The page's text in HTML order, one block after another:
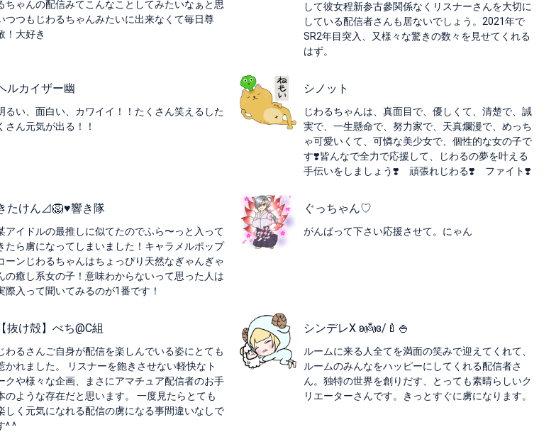
ちゃんの配信みてこんなことしてみたいなぁと思
つつもじわるちゃんみたいに出来なくて毎日尊
！大好き
して彼女程新参古參関係なくリスナーさんを大切に
している配信者さんも居ないでしょう。2021年で
SR2年目突入、又様々な驚きの数々を見せてくれる
はず。
ルカイザー幽
るい、面白い、カワイイ！！たくさん笑えるした
さん元気が出る！！
シノット
じわるちゃんは、真面目で、優しくて、清楚で、誠
実で、一生懸命で、努力家で、天真爛漫で、めっち
ゃ可愛いくて、可憐な美少女で、個性的な女の子で
す❣️皆んなで全力で応援して、じわるの夢を叶える
手伝いをしましょう❣️ 頑張れじわる❣️ ファイト❣️
たけん⊿🦁♥️響き隊
アイドルの最推しに似てたのでふら〜っと入って
たら虜になってしまいました！キャラメルポップ
ーンじわるちゃんはちょっぴり天然なぎゃんぎゃ
の癒し系女の子！意味わからないって思った人は
際入って聞いてみるのが1番です！
ぐっちゃん♡
がんばって下さい応援させて。にゃん
【抜け殻】べち@C組
わるさんご自身が配信を楽しんでいる姿にとても
かれました。 リスナーを飽きさせない軽快なト
クや様々な企画、まさにアマチュア配信者のお手
のような存在だと思います。 一度見たらとても
しく元気になれる配信の虜になる事間違いなしで
^ ^
シンデレX ʚ👼ɞ/🍼🍚
ルームに来る人全てを満面の笑みで迎えてくれて、
ルームのみんなをハッピーにしてくれる配信者さ
ん。独特の世界を創りだす、とっても素晴らしいク
リエーターさんです。きっとすぐに虜になります。